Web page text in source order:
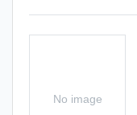
No image